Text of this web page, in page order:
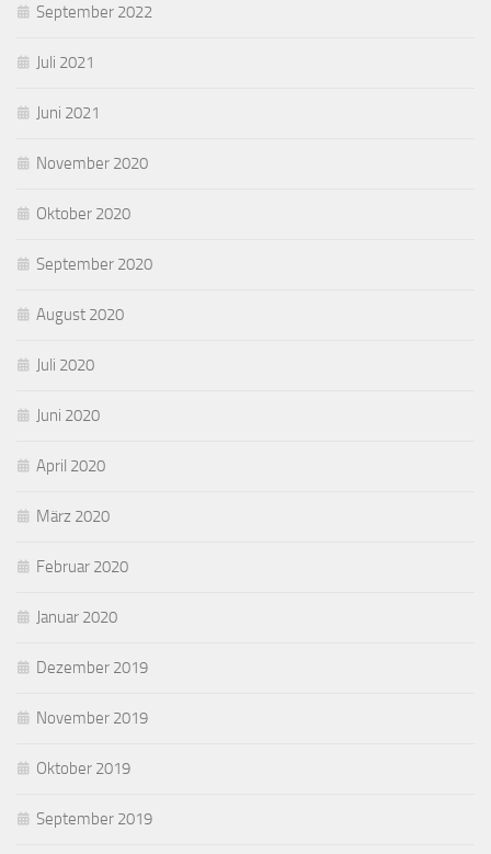
September 2022
Juli 2021
Juni 2021
November 2020
Oktober 2020
September 2020
August 2020
Juli 2020
Juni 2020
April 2020
März 2020
Februar 2020
Januar 2020
Dezember 2019
November 2019
Oktober 2019
September 2019